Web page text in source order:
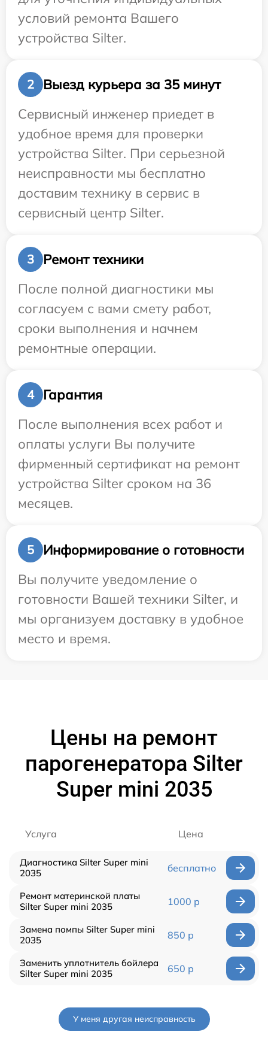
условий ремонта Вашего
устройства Silter.
2
Выезд курьера за 35 минут
Сервисный инженер приедет в
удобное время для проверки
устройства Silter. При серьезной
неисправности мы бесплатно
доставим технику в сервис в
сервисный центр Silter.
3
Ремонт техники
После полной диагностики мы
согласуем с вами смету работ,
сроки выполнения и начнем
ремонтные операции.
4
Гарантия
После выполнения всех работ и
оплаты услуги Вы получите
фирменный сертификат на ремонт
устройства Silter сроком на 36
месяцев.
5
Информирование о готовности
Вы получите уведомление о
готовности Вашей техники Silter, и
мы организуем доставку в удобное
место и время.
Цены на ремонт
парогенератора Silter
Super mini 2035
Услуга Цена
Диагностика Silter Super mini
2035
бесплатно
Ремонт материнской платы
Silter Super mini 2035
1000 р
Замена помпы Silter Super mini
2035
850 р
Заменить уплотнитель бойлера
Silter Super mini 2035
650 р
У меня другая неисправность